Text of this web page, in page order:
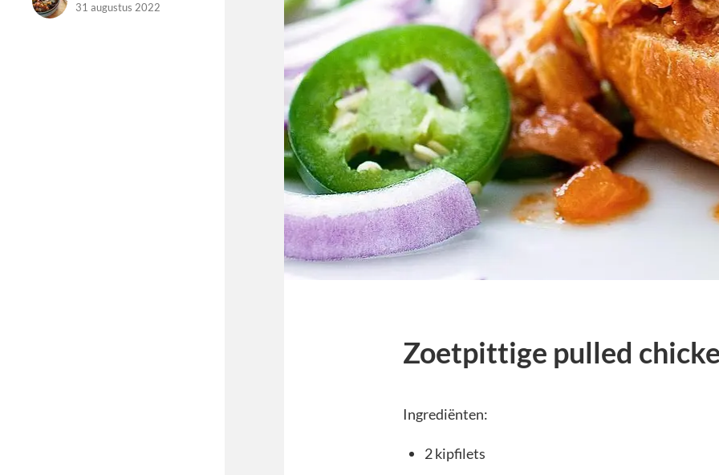
31 augustus 2022
Zoetpittige pulled
Ingrediënten:
2 kipfilets